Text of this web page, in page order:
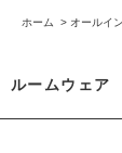
ホーム > オールイ
ルームウェア